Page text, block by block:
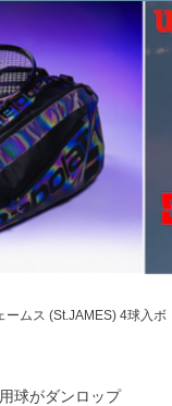
ームス (St.JAMES) 4球入ボ
球がダンロップ